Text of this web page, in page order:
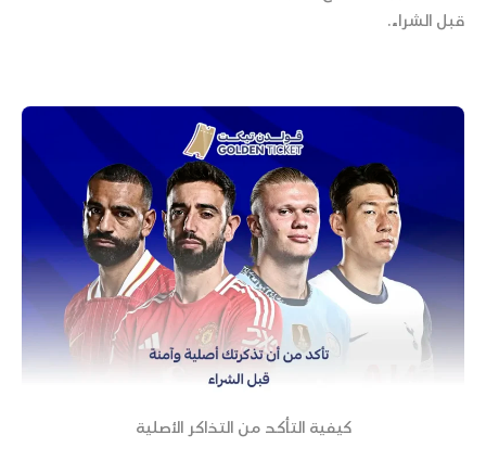
قبل الشراء.
كيفية التأكد من التذاكر الأصلية